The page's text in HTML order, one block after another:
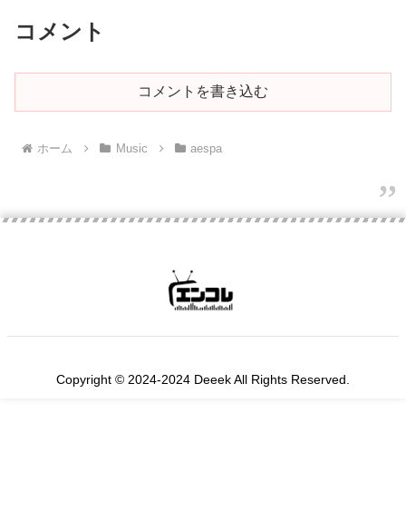
コメント
コメントを書き込む
ホーム Music aespa
Copyright © 2024-2024 Deeek All Rights Reserved.